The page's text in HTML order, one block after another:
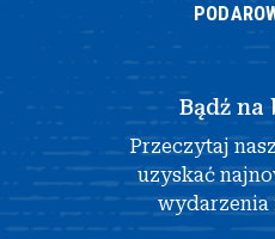
Bądź na
Przeczytaj
uzyskać
wydarzenia